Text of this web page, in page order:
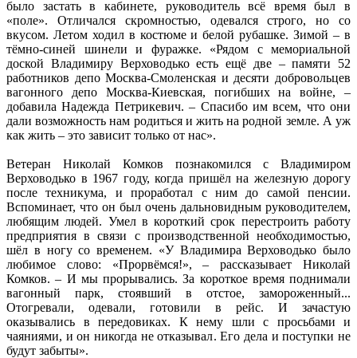
было застать в кабинете, руководитель всё время был в
«поле». Отличался скромностью, одевался строго, но со
вкусом. Летом ходил в костюме и белой рубашке. Зимой – в
тёмно-синей шинели и фуражке. «Рядом с мемориальной
доской Владимиру Верховодько есть ещё две – памяти 52
работников депо Москва-Смоленская и десяти добровольцев
вагонного депо Москва-Киевская, погибших на войне, –
добавила Надежда Петрикевич. – Спасибо им всем, что они
дали возможность нам родиться и жить на родной земле. А уж
как жить – это зависит только от нас».
Ветеран Николай Комков познакомился с Владимиром
Верховодько в 1967 году, когда пришёл на железную дорогу
после техникума, и проработал с ним до самой пенсии.
Вспоминает, что он был очень дальновидным руководителем,
любящим людей. Умел в короткий срок перестроить работу
предприятия в связи с производственной необходимостью,
шёл в ногу со временем. «У Владимира Верховодько было
любимое слово: «Прорвёмся!», – рассказывает Николай
Комков. – И мы прорывались. За короткое время поднимали
вагонный парк, стоявший в отстое, замороженный...
Отогревали, одевали, готовили в рейс. И зачастую
оказывались в передовиках. К нему шли с просьбами и
чаяниями, и он никогда не отказывал. Его дела и поступки не
будут забыты».